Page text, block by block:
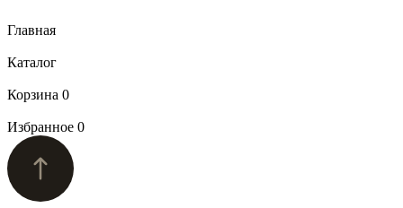
Главная
Каталог
Корзина 0
Избранное 0